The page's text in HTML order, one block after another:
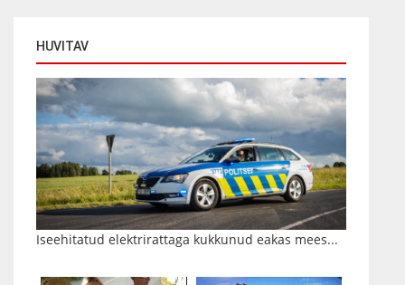
HUVITAV
Iseehitatud elektrirattaga kukkunud eakas mees...